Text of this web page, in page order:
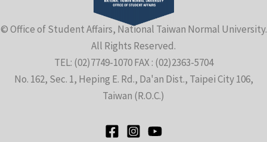
© Office of Student Affairs, National Taiwan Normal University.
All Rights Reserved.
TEL: (02)7749-1070 FAX : (02)2363-5704
No. 162, Sec. 1, Heping E. Rd., Da'an Dist., Taipei City 106,
Taiwan (R.O.C.)